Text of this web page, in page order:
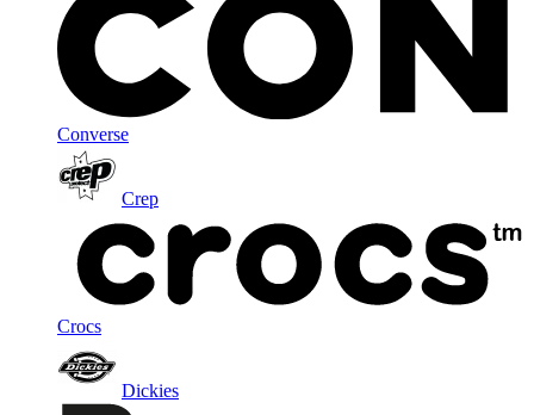
Converse
Crep
Crocs
Dickies